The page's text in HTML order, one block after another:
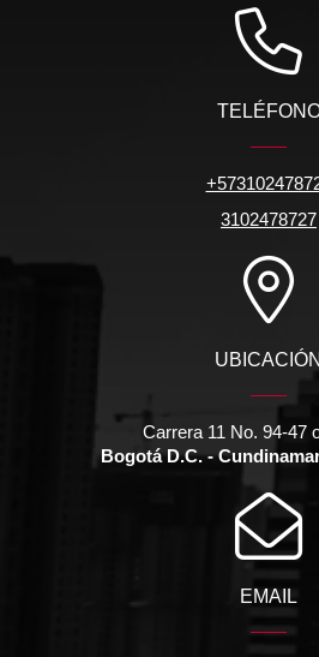
3102478727
UBICACIÓN
Carrera 11 No. 94-47
Bogotá D.C. -
EMAIL